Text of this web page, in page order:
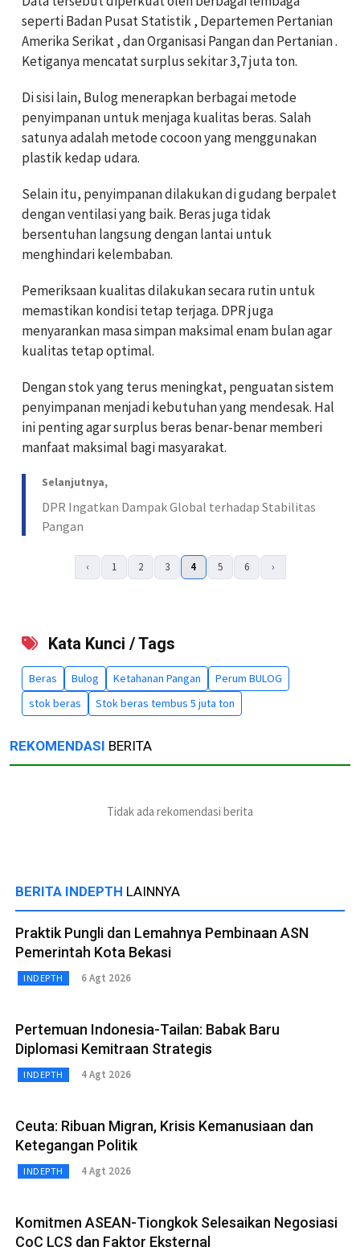
seperti Badan Pusat Statistik , Departemen Pertanian
Amerika Serikat , dan Organisasi Pangan dan Pertanian .
Ketiganya mencatat surplus sekitar 3,7 juta ton.
Di sisi lain, Bulog menerapkan berbagai metode
penyimpanan untuk menjaga kualitas beras. Salah
satunya adalah metode cocoon yang menggunakan
plastik kedap udara.
Selain itu, penyimpanan dilakukan di gudang berpalet
dengan ventilasi yang baik. Beras juga tidak
bersentuhan langsung dengan lantai untuk
menghindari kelembaban.
Pemeriksaan kualitas dilakukan secara rutin untuk
memastikan kondisi tetap terjaga. DPR juga
menyarankan masa simpan maksimal enam bulan agar
kualitas tetap optimal.
Dengan stok yang terus meningkat, penguatan sistem
penyimpanan menjadi kebutuhan yang mendesak. Hal
ini penting agar surplus beras benar-benar memberi
manfaat maksimal bagi masyarakat.
Selanjutnya,
DPR Ingatkan Dampak Global terhadap Stabilitas
Pangan
‹ 1 2 3 4 5 6 ›
Kata Kunci / Tags
Beras Bulog Ketahanan Pangan
Perum BULOG
stok beras
Stok beras tembus 5 juta ton
REKOMENDASI BERITA
Tidak ada rekomendasi berita
BERITA INDEPTH LAINNYA
Praktik Pungli dan Lemahnya Pembinaan ASN
Pemerintah Kota Bekasi
INDEPTH 6 Agt 2026
Pertemuan Indonesia-Tailan: Babak Baru
Diplomasi Kemitraan Strategis
INDEPTH 4 Agt 2026
Ceuta: Ribuan Migran, Krisis Kemanusiaan dan
Ketegangan Politik
INDEPTH 4 Agt 2026
Komitmen ASEAN-Tiongkok Selesaikan Negosiasi
CoC LCS dan Faktor Eksternal